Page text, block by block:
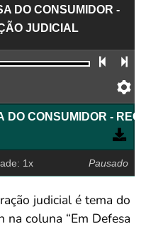
DO CONSUMIDOR -
JUDICIAL
Faixa
DO CONSUMIDOR -
1x Pausado
judicial é tema do
na coluna “Em Defesa